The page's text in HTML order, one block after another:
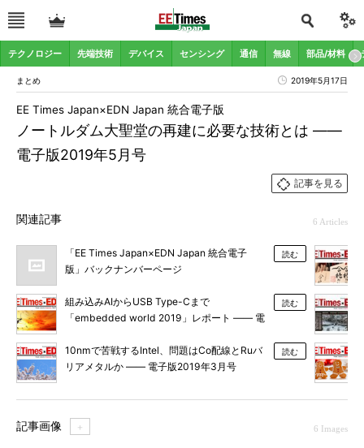
テクノロジー 先端技術 デバイス センシング 通信 無線 部品/材料
まとめ 2019年5月17日
ノートルダム大聖堂の再建に必要な技術とは ――
電子版2019年5月号
EE Times Japan×EDN Japan 統合電子版
記事を見る
関連記事 6 Articles
「EE Times Japan×EDN Japan 統合電子
版」バックナンバーページ
読む
組み込みAIからUSB Type-Cまで
「embedded world 2019」レポート ―― 電
読む
10nmで苦戦するIntel、問題はCo配線とRuバ
リアメタルか ―― 電子版2019年3月号
読む
記事画像 ＋ 6 Images